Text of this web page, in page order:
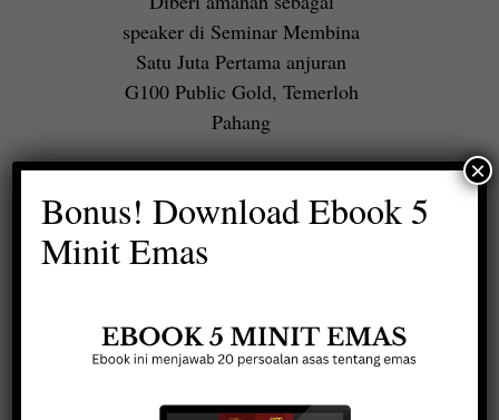
speaker di Seminar Membina
Satu Juta Pertama anjuran
G100 Public Gold, Temerloh
Pahang
Bonus! Download Ebook 5
Minit Emas
×